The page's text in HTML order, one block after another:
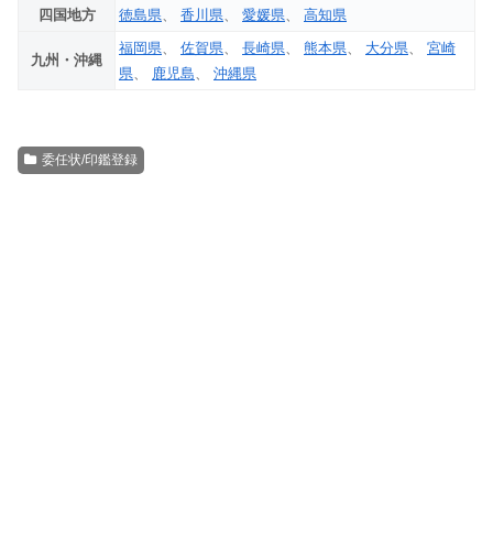
四国地方
徳島県、 香川県、 愛媛県、 高知県
九州・沖縄
福岡県、 佐賀県、 長崎県、 熊本県、 大分県、 宮崎
県、 鹿児島、 沖縄県
委任状/印鑑登録